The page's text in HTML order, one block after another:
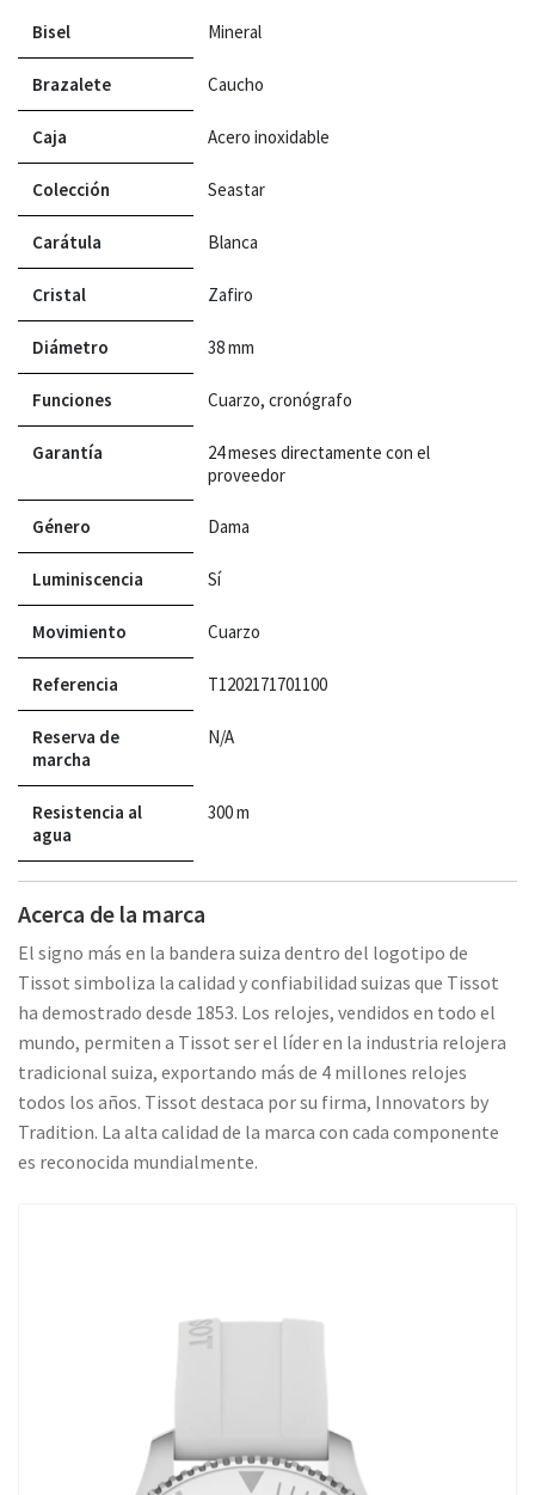
Bisel Mineral
Brazalete Caucho
Caja Acero inoxidable
Colección Seastar
Carátula Blanca
Cristal Zafiro
Diámetro 38 mm
Funciones Cuarzo, cronógrafo
Garantía
24 meses directamente con el
proveedor
Género Dama
Luminiscencia Sí
Movimiento Cuarzo
Referencia T1202171701100
Reserva de
marcha
N/A
Resistencia al
agua
300 m
Acerca de la marca
El signo más en la bandera suiza dentro del logotipo de
Tissot simboliza la calidad y confiabilidad suizas que Tissot
ha demostrado desde 1853. Los relojes, vendidos en todo el
mundo, permiten a Tissot ser el líder en la industria relojera
tradicional suiza, exportando más de 4 millones relojes
todos los años. Tissot destaca por su firma, Innovators by
Tradition. La alta calidad de la marca con cada componente
es reconocida mundialmente.